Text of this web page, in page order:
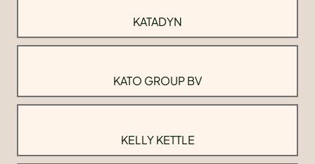
KATADYN
KATO GROUP BV
KELLY KETTLE